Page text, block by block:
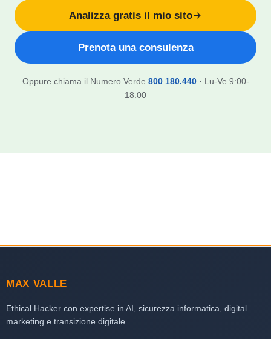
Analizza gratis il mio sito
Prenota una consulenza
Oppure chiama il Numero Verde 800 180.440· Lu-Ve 9:00-
18:00
MAX VALLE
Ethical Hacker con expertise in AI, sicurezza informatica, digital
marketing e transizione digitale.